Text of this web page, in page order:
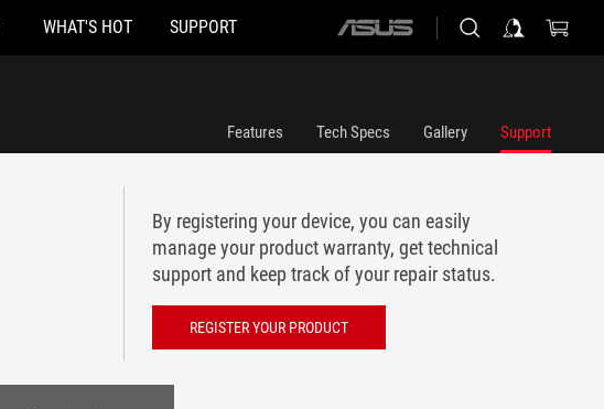
WHAT'S HOT SUPPORT
ASUS
Features Tech Specs Gallery Support
By registering your device, you can easily
manage your product warranty, get technical
support and keep track of your repair status.
REGISTER YOUR PRODUCT